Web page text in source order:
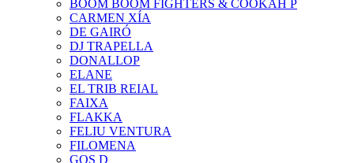
BOOM BOOM FIGHTERS & COOKAH P
CARMEN XÍA
DE GAIRÓ
DJ TRAPELLA
DONALLOP
ELANE
EL TRIB REIAL
FAIXA
FLAKKA
FELIU VENTURA
FILOMENA
GOS D